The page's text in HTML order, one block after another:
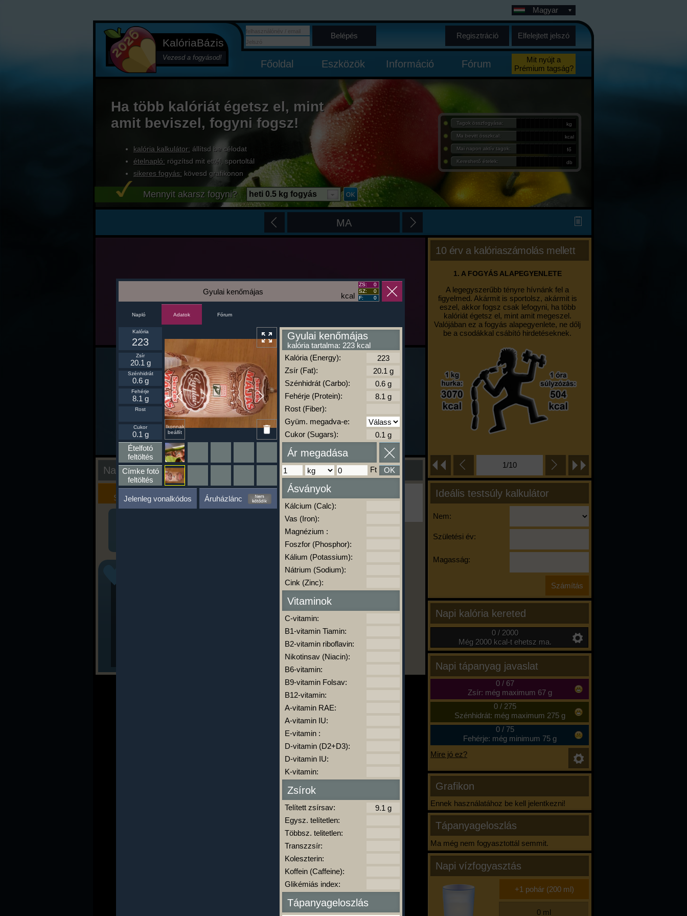
KalóriaBázis
Vezesd a fogyásod!
Magyar
Belépés Regisztráció Elfelejtett jelszó
Főoldal Eszközök Információ Fórum
Mit nyújt a
Prémium tagság?
Ha több kalóriát égetsz el, mint
amit beviszel, fogyni fogsz!
kalória kalkulátor: állítsd be célodat
ételnapló: rögzítsd mit ettél, sportoltál
sikeres fogyás: kövesd grafikonon
Tagok összfogyása: kg
Ma bevitt összkcal: kcal
Mai napon aktív tagok: fő
Kereshető ételek: db
Mennyit akarsz fogyni? heti 0.5 kg fogyás
MA
10 érv a kalóriaszámolás mellett
1. A FOGYÁS ALAPEGYENLETE
A legegyszerűbb tényre hívnánk fel a
figyelmed. Akármit is sportolsz, akármit is
eszel, akkor fogsz csak lefogyni, ha több
kalóriát égetsz el, mint amit megeszel.
Valójában ez a fogyás alapegyenlete, ne dőlj
be a csodákkal csábító hirdetéseknek.
1/10
Ideális testsúly kalkulátor
Nem:
Születési év:
Magasság:
Napi kalória kereted
0 / 2000
Még 2000 kcal-t ehetsz ma.
Napi tápanyag javaslat
0/ 67
Zsír: még maximum 67 g
0/ 275
Szénhidrát: még maximum 275 g
0/ 75
Fehérje: még minimum 75 g
Mire jó ez?
Grafikon
Ennek használatához be kell jelentkezni!
Tápanyageloszlás
Ma még nem fogyasztottál semmit.
Napi vízfogyasztás
Nap kiértékelése
Kalória
Szimulátor
Szöveges
Értékelés
Ha ma már nem eszel/sportolsz többet,
kattints a kiértékelésre!
A Kalória Szimulátor Prémium funkció.
-
kcal
Gyulai kenőmájas
ZS:
0
SZ:
0
F:
0
Napló Adatok Fórum
Ikonnak
beállít
Kalória
223
Zsír
20.1 g
Szénhidrát
0.6 g
Fehérje
8.1 g
Rost
Cukor
0.1 g
Ételfotó
feltöltés
Címke fotó
feltöltés
Jelenleg vonalkódos Áruházlánc
Gyulai kenőmájas
kalória tartalma: 223 kcal
Kalória (Energy):
Zsír (Fat):
Szénhidrát (Carbo):
Fehérje (Protein):
Rost (Fiber):
Gyüm. megadva-e:
Cukor (Sugars):
Ár megadása
Ft OK
Ásványok
Kálcium (Calc):
Vas (Iron):
Magnézium :
Foszfor (Phosphor):
Kálium (Potassium):
Nátrium (Sodium):
Cink (Zinc):
Vitaminok
C-vitamin:
B1-vitamin Tiamin:
B2-vitamin riboflavin:
Nikotinsav (Niacin):
B6-vitamin:
B9-vitamin Folsav:
B12-vitamin:
A-vitamin RAE:
A-vitamin IU:
E-vitamin :
D-vitamin (D2+D3):
D-vitamin IU:
K-vitamin:
Zsírok
Telített zsírsav:
Egysz. telítetlen:
Többsz. telitetlen:
Transzzsír:
Koleszterin:
Koffein (Caffeine):
Glikémiás index:
Tápanyageloszlás